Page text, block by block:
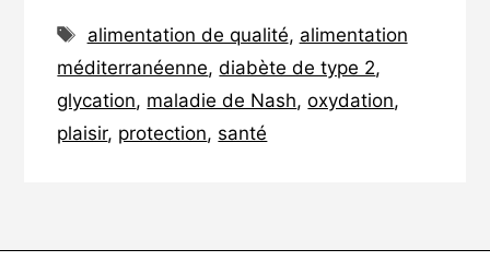
Étiquettes
alimentation de qualité, alimentation
méditerranéenne,diabète de type 2,
glycation, maladie de Nash,oxydation,
plaisir, protection, santé